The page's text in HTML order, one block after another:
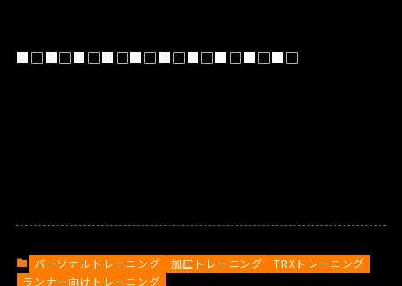
■□■□■□■□■□■□■□■□■□■□
パーソナルトレーニング 加圧トレーニング
TRXトレーニング
ランナー向けトレーニング